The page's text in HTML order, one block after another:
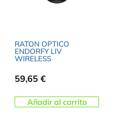
RATON OPTICO
ENDORFY LIV
WIRELESS
59,65€
Añadir al carrito